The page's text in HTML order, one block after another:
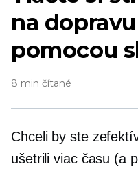
na
pomocou
8 min čítané
Chceli by ste
ušetrili viac času (a